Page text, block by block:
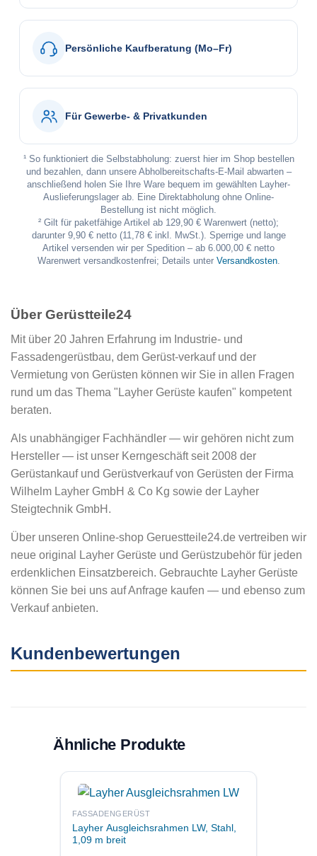
Persönliche Kaufberatung (Mo–Fr)
Für Gewerbe- & Privatkunden
¹ So funktioniert die Selbstabholung: zuerst hier im Shop bestellen
und bezahlen, dann unsere Abholbereitschafts-E-Mail abwarten –
anschließend holen Sie Ihre Ware bequem im gewählten Layher-
Auslieferungslager ab. Eine Direktabholung ohne Online-
Bestellung ist nicht möglich.
² Gilt für paketfähige Artikel ab 129,90 € Warenwert (netto);
darunter 9,90 € netto (11,78 € inkl. MwSt.). Sperrige und lange
Artikel versenden wir per Spedition – ab 6.000,00 € netto
Warenwert versandkostenfrei; Details unter Versandkosten.
Über Gerüstteile24
Mit über 20 Jahren Erfahrung im Industrie- und
Fassadengerüstbau, dem Gerüst-verkauf und der
Vermietung von Gerüsten können wir Sie in allen Fragen
rund um das Thema "Layher Gerüste kaufen" kompetent
beraten.
Als unabhängiger Fachhändler — wir gehören nicht zum
Hersteller — ist unser Kerngeschäft seit 2008 der
Gerüstankauf und Gerüstverkauf von Gerüsten der Firma
Wilhelm Layher GmbH & Co Kg sowie der Layher
Steigtechnik GmbH.
Über unseren Online-shop Geruestteile24.de vertreiben wir
neue original Layher Gerüste und Gerüstzubehör für jeden
erdenklichen Einsatzbereich. Gebrauchte Layher Gerüste
können Sie bei uns auf Anfrage kaufen — und ebenso zum
Verkauf anbieten.
Kundenbewertungen
Ähnliche Produkte
FASSADENGERÜST
Layher Ausgleichsrahmen LW, Stahl,
1,09 m breit
Dieses
Produkt
weist